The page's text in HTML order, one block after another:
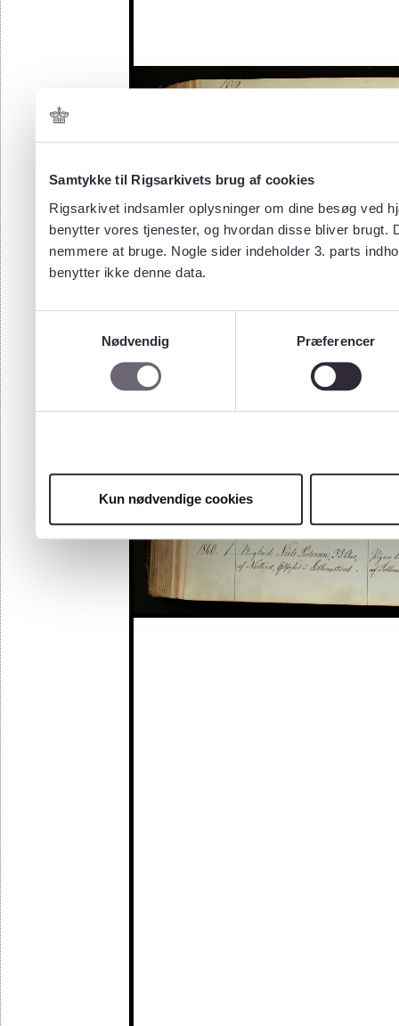
Samtykke til Rigsarkivets brug af cookies
Rigsarkivet indsamler oplysninger om dine besøg ved
benytter vores tjenester, og hvordan disse bliver
nemmere at bruge. Nogle sider indeholder 3. parts
benytter ikke denne data.
Nødvendig
Præferencer
Kun nødvendige cookies